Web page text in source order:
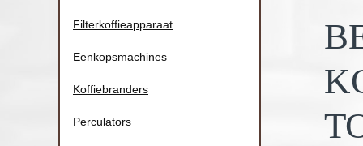
Filterkoffieapparaat
Eenkopsmachines
Koffiebranders
Perculators